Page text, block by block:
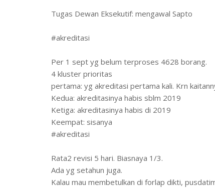
Tugas Dewan Eksekutif: mengawal Sapto
#akreditasi
Per 1 sept yg belum terproses 4628 borang.
4 kluster prioritas
pertama: yg akreditasi pertama kali. Krn
Kedua: akreditasinya habis sblm 2019
Ketiga: akreditasinya habis di 2019
Keempat: sisanya
#akreditasi
Rata2 revisi 5 hari. Biasnaya 1/3.
Ada yg setahun juga.
Kalau mau membetulkan di forlap dikti,